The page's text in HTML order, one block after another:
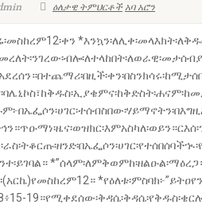
ዕለታዊ ትምህርቶችአባ አሮን